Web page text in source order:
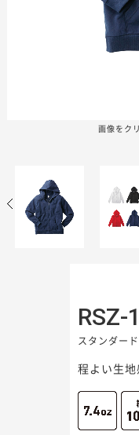
画像をク
RSZ-
スタンダー
程よい生地